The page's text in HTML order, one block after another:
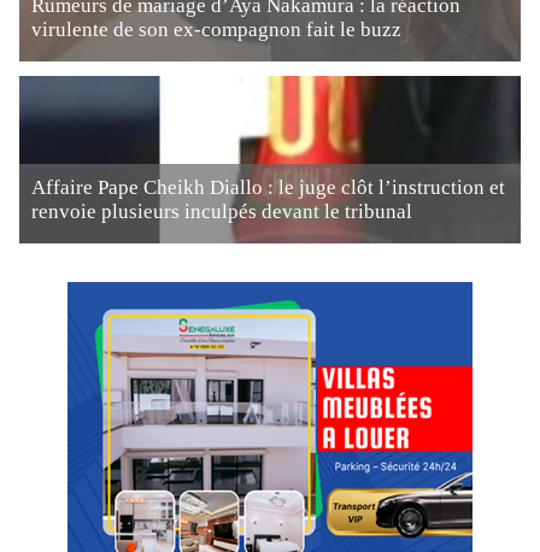
Rumeurs de mariage d’Aya Nakamura : la réaction
virulente de son ex-compagnon fait le buzz
Affaire Pape Cheikh Diallo : le juge clôt l’instruction et
renvoie plusieurs inculpés devant le tribunal